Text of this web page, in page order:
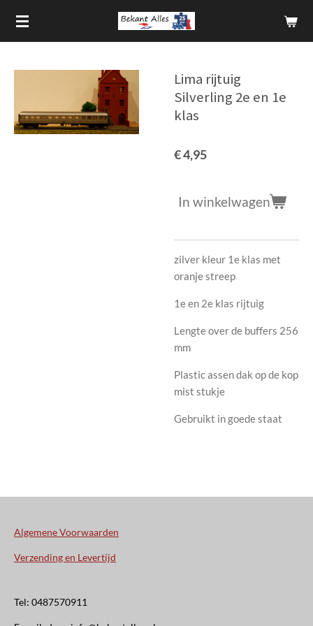
Ga
direct
Lima rijtuig
Silverling 2e en 1e
klas
€ 4,95
In winkelwagen
zilver kleur 1e klas met
oranje streep
1e en 2e klas rijtuig
Lengte over de buffers 256
mm
Plastic assen dak op de kop
mist stukje
Gebruikt in goede staat
Algemene Voorwaarden
Verzending en Levertijd
Tel: 0487570911